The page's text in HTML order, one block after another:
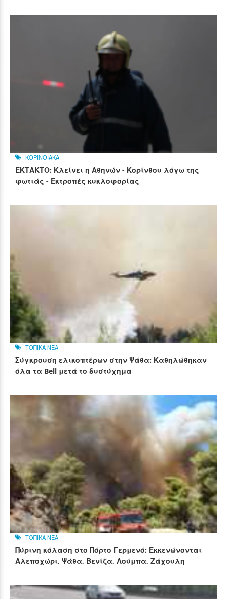
ΚΟΡΙΝΘΙΑΚΑ
ΕΚΤΑΚΤΟ: Κλείνει η Αθηνών - Κορίνθου λόγω της
φωτιάς - Εκτροπές κυκλοφορίας
ΤΟΠΙΚΑ ΝΕΑ
Σύγκρουση ελικοπτέρων στην Ψάθα: Καθηλώθηκαν
όλα τα Bell μετά το δυστύχημα
ΤΟΠΙΚΑ ΝΕΑ
Πύρινη κόλαση στο Πόρτο Γερμενό: Εκκενώνονται
Αλεποχώρι, Ψάθα, Βενίζα, Λούμπα, Ζάχουλη